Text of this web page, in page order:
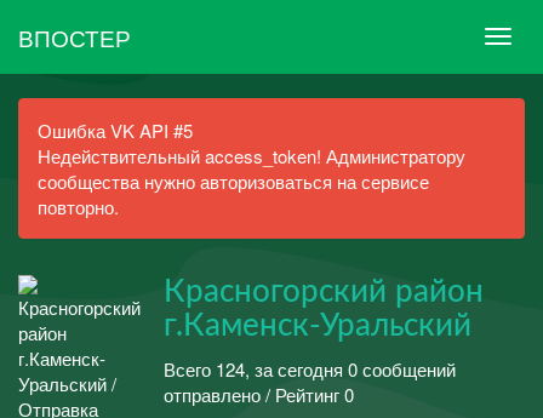
ВПОСТЕР
Ошибка VK API #5
Недействительный access_token! Администратору
сообщества нужно авторизоваться на сервисе
повторно.
Красногорский район
г.Каменск-Уральский
Всего 124, за сегодня 0 сообщений
отправлено / Рейтинг 0